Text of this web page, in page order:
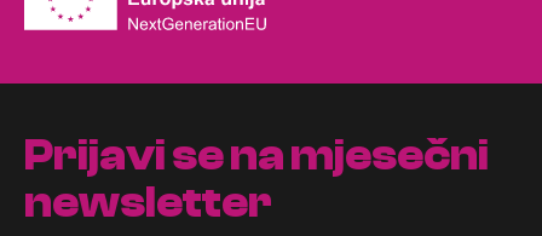
Prijavi se na mjesečni
newsletter